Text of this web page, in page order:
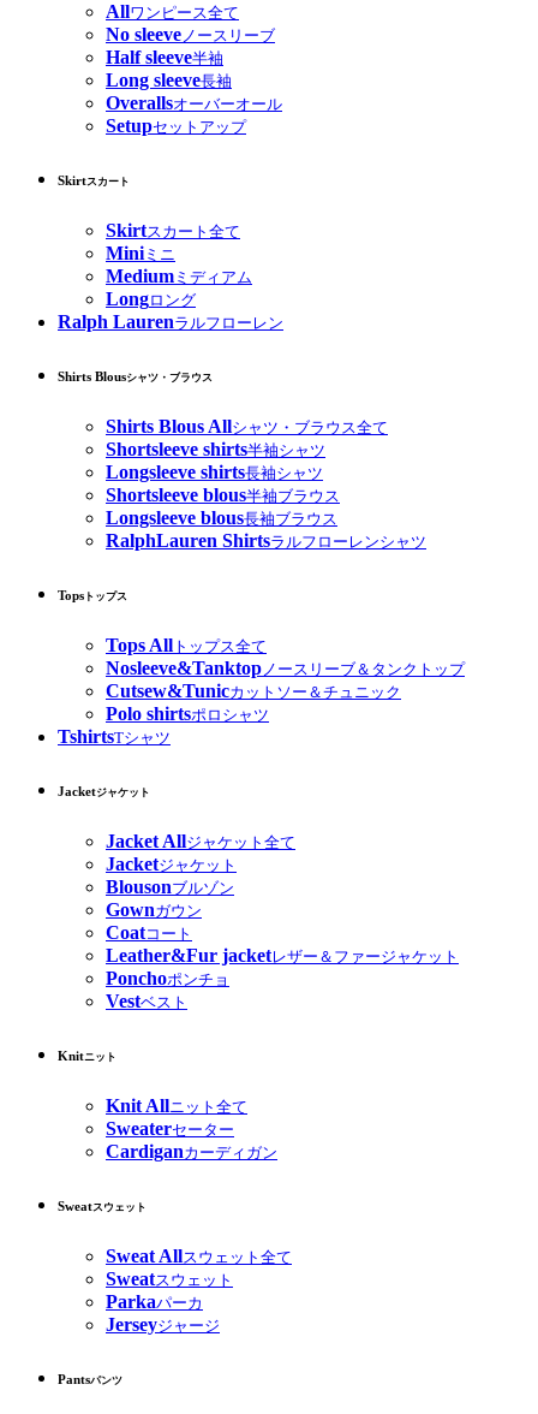
Allワンピース全て
No sleeveノースリーブ
Half sleeve半袖
Long sleeve長袖
Overallsオーバーオール
Setupセットアップ
Skirtスカート
Skirtスカート全て
Miniミニ
Medium ミディアム
Longロング
Ralph Laurenラルフローレン
Shirts Blousシャツ・ブラウス
Shirts Blous Allシャツ・ブラウス全て
Shortsleeve shirts半袖シャツ
Longsleeve shirts長袖シャツ
Shortsleeve blous半袖ブラウス
Longsleeve blous長袖ブラウス
RalphLauren Shirtsラルフローレンシャツ
Tops トップス
Tops All トップス全て
Nosleeve&Tanktop ノースリーブ＆タンクトップ
Cutsew&Tunicカットソー＆チュニック
Polo shirtsポロシャツ
TshirtsTシャツ
Jacketジャケット
Jacket Allジャケット全て
Jacketジャケット
Blousonブルゾン
Gownガウン
Coatコート
Leather&Fur jacketレザー＆ファージャケット
Ponchoポンチョ
Vestベスト
Knitニット
Knit Allニット全て
Sweaterセーター
Cardiganカーディガン
Sweatスウェット
Sweat Allスウェット全て
Sweatスウェット
Parkaパーカ
Jerseyジャージ
Pantsパンツ